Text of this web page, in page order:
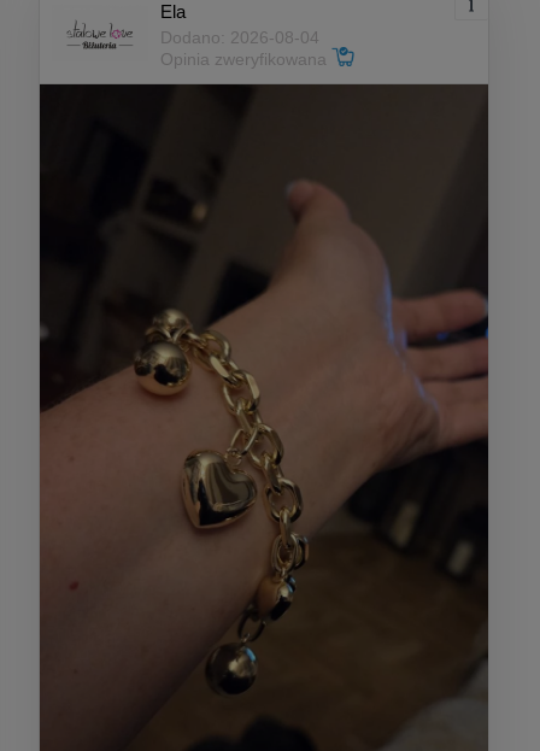
Ela
Dodano: 2026-08-04
Opinia zweryfikowana